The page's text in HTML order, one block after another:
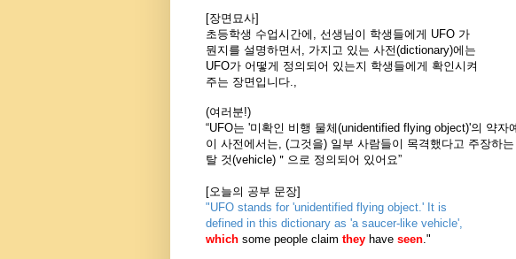
[장면묘사]
초등학생 수업시간에, 선생님이 학생들에게 UFO 가
뭔지를 설명하면서, 가지고 있는 사전(dictionary)에는
UFO가 어떻게 정의되어 있는지 학생들에게 확인시켜
주는 장면입니다.,
(여러분!)
“UFO는 '미확인 비행 물체(unidentified flying object)'의 약자
이 사전에서는, (그것을) 일부 사람들이 목격했다고 주장하
탈 것(vehicle)＂으로 정의되어 있어요”
[오늘의 공부 문장]
"UFO stands for 'unidentified flying object.' It is
defined in this dictionary as 'a saucer-like vehicle',
which some people claim they have seen ."